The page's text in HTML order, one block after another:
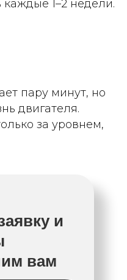
1–2 недели.
пару минут, но
двигателя.
за уровнем,
и
вам